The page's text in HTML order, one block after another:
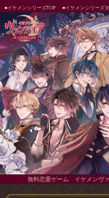
■イケメンシリーズTOP ■イケメンシリーズ
無料恋愛ゲーム イケメンヴ